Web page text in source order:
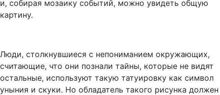
и, собирая мозаику событий, можно увидеть общую
картину.
Люди, столкнувшиеся с непониманием окружающих,
считающие, что они познали тайны, которые не видят
остальные, используют такую татуировку как символ
уныния и скуки. Но обладатель такого рисунка должен